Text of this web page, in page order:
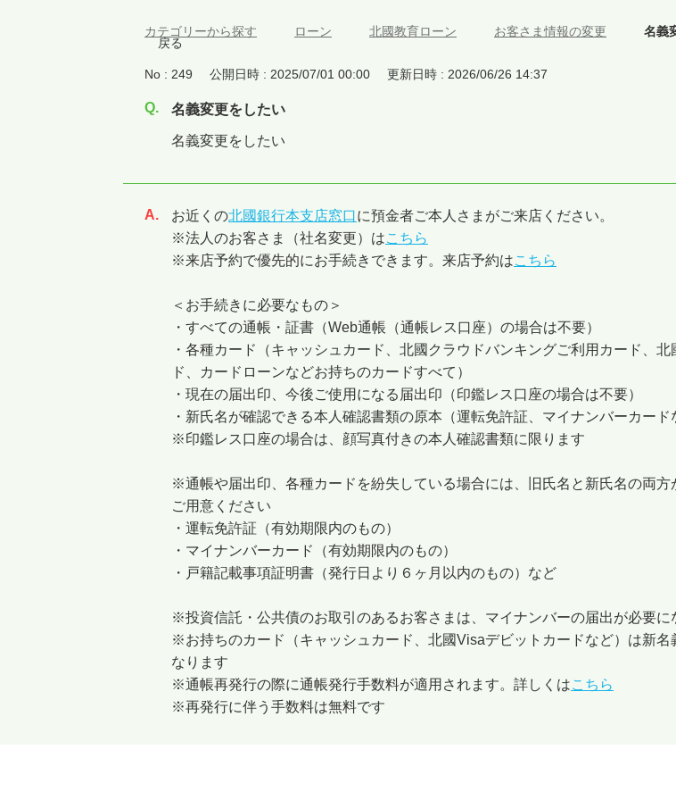
カテゴリーから探す ローン 北國教育ローン お客さま情報の変更
名義
戻る
No : 249 公開日時 : 2025/07/01 00:00 更新日時 : 2026/06/26 14:37
名義変更をしたい
名義変更をしたい
回答
お近くの北國銀行本支店窓口に預金者ご本人さまがご来店ください。
※法人のお客さま（社名変更）はこちら
※来店予約で優先的にお手続きできます。来店予約はこちら
＜お手続きに必要なもの＞
・すべての通帳・証書（Web通帳（通帳レス口座）の場合は不要）
・各種カード（キャッシュカード、北國クラウドバンキングご利用カード、
ド、カードローンなどお持ちのカードすべて）
・現在の届出印、今後ご使用になる届出印（印鑑レス口座の場合は不要）
・新氏名が確認できる本人確認書類の原本（運転免許証、マイナンバーカード
※印鑑レス口座の場合は、顔写真付きの本人確認書類に限ります
※通帳や届出印、各種カードを紛失している場合には、旧氏名と新氏名の両
ご用意ください
・運転免許証（有効期限内のもの）
・マイナンバーカード（有効期限内のもの）
・戸籍記載事項証明書（発行日より６ヶ月以内のもの）など
※投資信託・公共債のお取引のあるお客さまは、マイナンバーの届出が必要に
※お持ちのカード（キャッシュカード、北國Visaデビットカードなど）は新
なります
※通帳再発行の際に通帳発行手数料が適用されます。詳しくはこちら
※再発行に伴う手数料は無料です